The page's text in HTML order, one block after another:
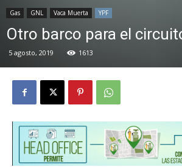
Gas GNL Vaca Muerta YPF
Otro barco para el
5 agosto, 2019 1613